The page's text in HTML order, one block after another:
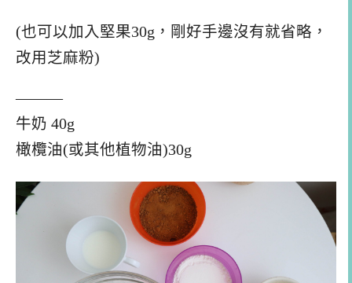
(也可以加入堅果30g，剛好手邊沒有就省略，
改用芝麻粉)
———
牛奶 40g
橄欖油(或其他植物油)30g